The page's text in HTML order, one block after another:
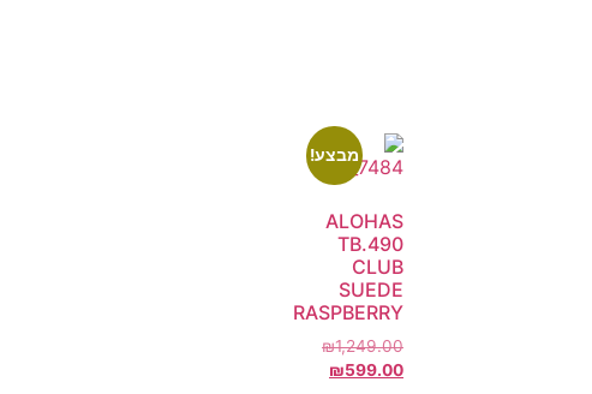
מבצע!
ALOHAS
TB.490
CLUB
SUEDE
RASPBERRY
₪1,249.00
₪599.00